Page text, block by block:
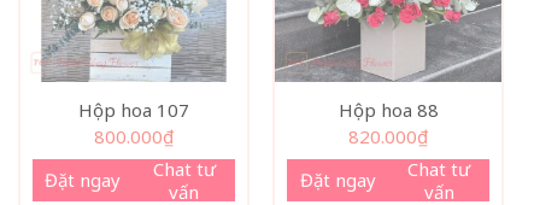
Hộp hoa 107
800.000₫
Đặt ngay
Chat tư
vấn
Hộp hoa 88
820.000₫
Đặt ngay
Chat tư
vấn